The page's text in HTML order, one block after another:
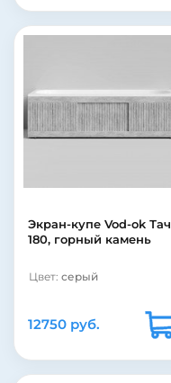
Экран-купе Vod-ok Тач
180, горный камень
Цвет: серый
12750 руб.